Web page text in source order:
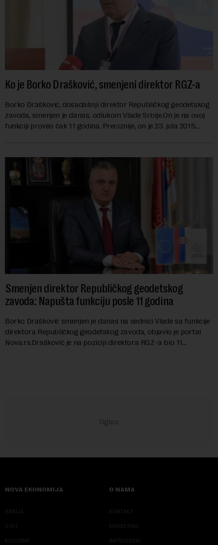
Ko je Borko Drašković, smenjeni direktor RGZ-a
Borko Drašković, dosadašnji direktor Republičkog geodetskog
zavoda, smenjen je danas, odlukom Vlade Srbije.On je na ovoj
funkciji proveo čak 11 godina. Preciznije, on je 23. jula 2015.
Smenjen direktor Republičkog geodetskog
zavoda: Napušta funkciju posle 11 godina
Borko Drašković smenjen je danas na sednici Vlade sa funkcije
direktora Republičkog geodetskog zavoda, objavio je portal
Nova.rs.Drašković je na poziciji direktora RGZ-a bio 11
NOVA EKONOMIJA
SRBIJA
SVET
KOLUMNE
O NAMA
KONTAKT
MARKETING
IMPRESSUM